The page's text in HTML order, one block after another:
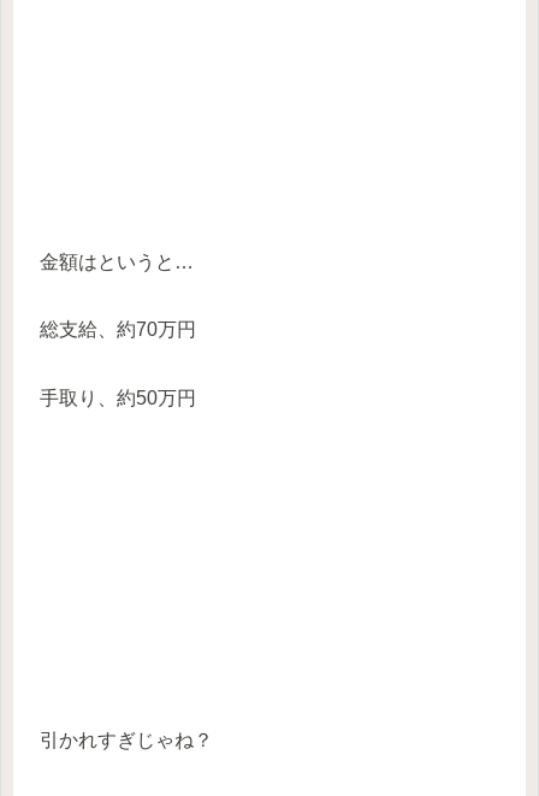
金額はというと…
総支給、約70万円
手取り、約50万円
引かれすぎじゃね？